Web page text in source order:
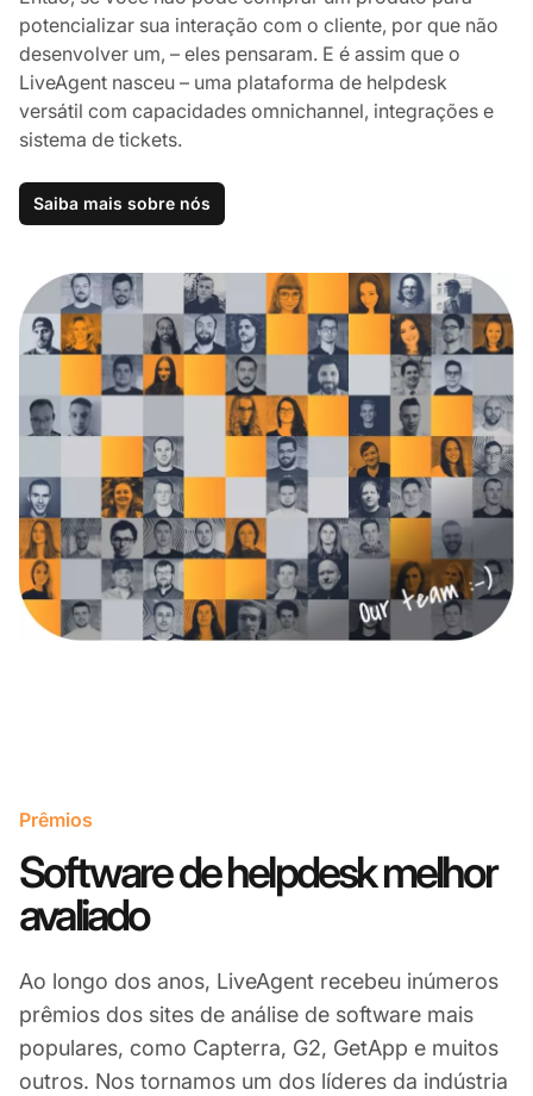
potencializar sua interação com o cliente, por que não
desenvolver um, – eles pensaram. E é assim que o
LiveAgent nasceu – uma plataforma de helpdesk
versátil com capacidades omnichannel, integrações e
sistema de tickets.
Saiba mais sobre nós
Prêmios
Software de helpdesk melhor
avaliado
Ao longo dos anos, LiveAgent recebeu inúmeros
prêmios dos sites de análise de software mais
populares, como Capterra, G2, GetApp e muitos
outros. Nos tornamos um dos líderes da indústria